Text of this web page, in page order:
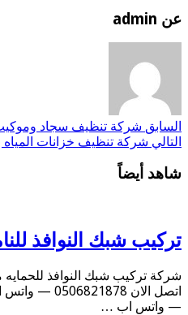
عن admin
السابق شركة تنظيف سجاد وموكيت
التالي شركة تنظيف خزانات المياه
شاهد أيضاً
تركيب شبك النوافذ
شركة تركيب شبك النوافذ
— واتس اب …